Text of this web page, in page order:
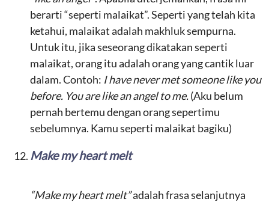
berarti “seperti malaikat”. Seperti yang telah kita
ketahui, malaikat adalah makhluk sempurna.
Untuk itu, jika seseorang dikatakan seperti
malaikat, orang itu adalah orang yang cantik luar
dalam. Contoh: I have never met someone like you
before. You are like an angel to me.(Aku belum
pernah bertemu dengan orang sepertimu
sebelumnya. Kamu seperti malaikat bagiku)
Make my heart melt
“Make my heart melt”adalah frasa selanjutnya